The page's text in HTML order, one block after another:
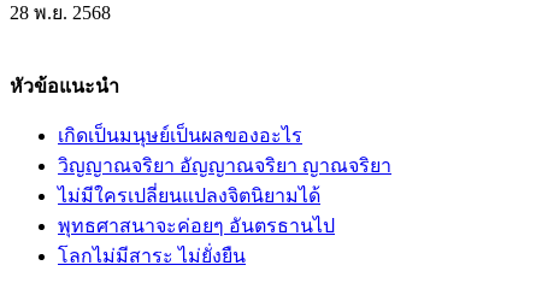
28 พ.ย. 2568
หัวข้อแนะนำ
เกิดเป็นมนุษย์เป็นผลของอะไร
วิญญาณจริยา อัญญาณจริยา ญาณจริยา
ไม่มีใครเปลี่ยนแปลงจิตนิยามได้
พุทธศาสนาจะค่อยๆ อันตรธานไป
โลกไม่มีสาระ ไม่ยั่งยืน